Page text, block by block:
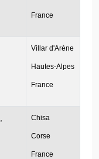
France
Villar d'Arène
Hautes-Alpes
France
Chisa
Corse
France